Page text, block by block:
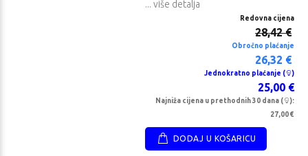
... više detalja
Redovna cijena
28,42 €
Obročno plaćanje
26,32 €
Jednokratno plaćanje ( )
25,00 €
Najniža cijena u prethodnih 30 dana (
):
27,00 €
DODAJ U KOŠARICU